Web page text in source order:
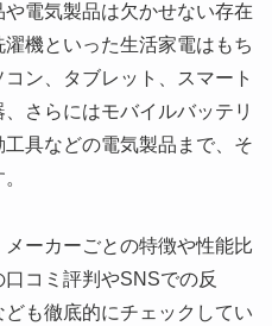
電気製品は欠かせない存在
機といった生活家電はもち
ン、タブレット、スマート
さらにはモバイルバッテリ
具などの電気製品まで、そ
ーカーごとの特徴や性能比
コミ評判やSNSでの反
も徹底的にチェックしてい